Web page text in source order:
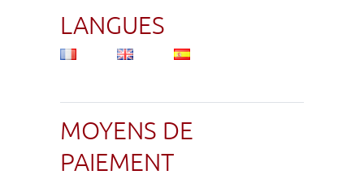
LANGUES
MOYENS DE
PAIEMENT